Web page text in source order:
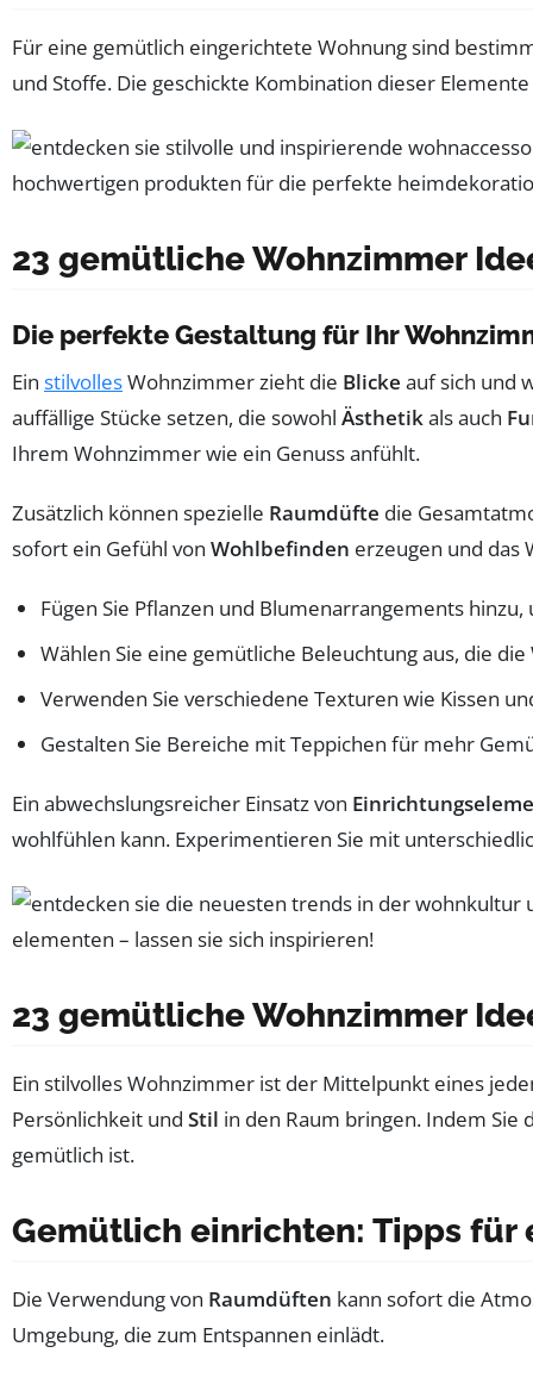
Für eine gemütlich eingerichtete Wohnung sind
und Stoffe. Die geschickte Kombination dieser
23 gemütliche Wohnzimmer
Die perfekte Gestaltung für Ihr
Ein stilvollesWohnzimmer zieht die Blicke auf sich und
auffällige Stücke setzen, die sowohl Ästhetikals auch
Ihrem Wohnzimmer wie ein Genuss anfühlt.
Zusätzlich können spezielle Raumdüfte die
sofort ein Gefühl von Wohlbefinden erzeugen und das
Fügen Sie Pflanzen und Blumenarrangements
Wählen Sie eine gemütliche Beleuchtung aus, die
Verwenden Sie verschiedene Texturen wie Kissen
Gestalten Sie Bereiche mit Teppichen für mehr
Ein abwechslungsreicher Einsatz von
wohlfühlen kann. Experimentieren Sie mit
23 gemütliche Wohnzimmer
Ein stilvolles Wohnzimmer ist der Mittelpunkt eines
Persönlichkeit und Stil in den Raum bringen. Indem
gemütlich ist.
Gemütlich einrichten: Tipps für
Die Verwendung von Raumdüften kann sofort die
Umgebung, die zum Entspannen einlädt.